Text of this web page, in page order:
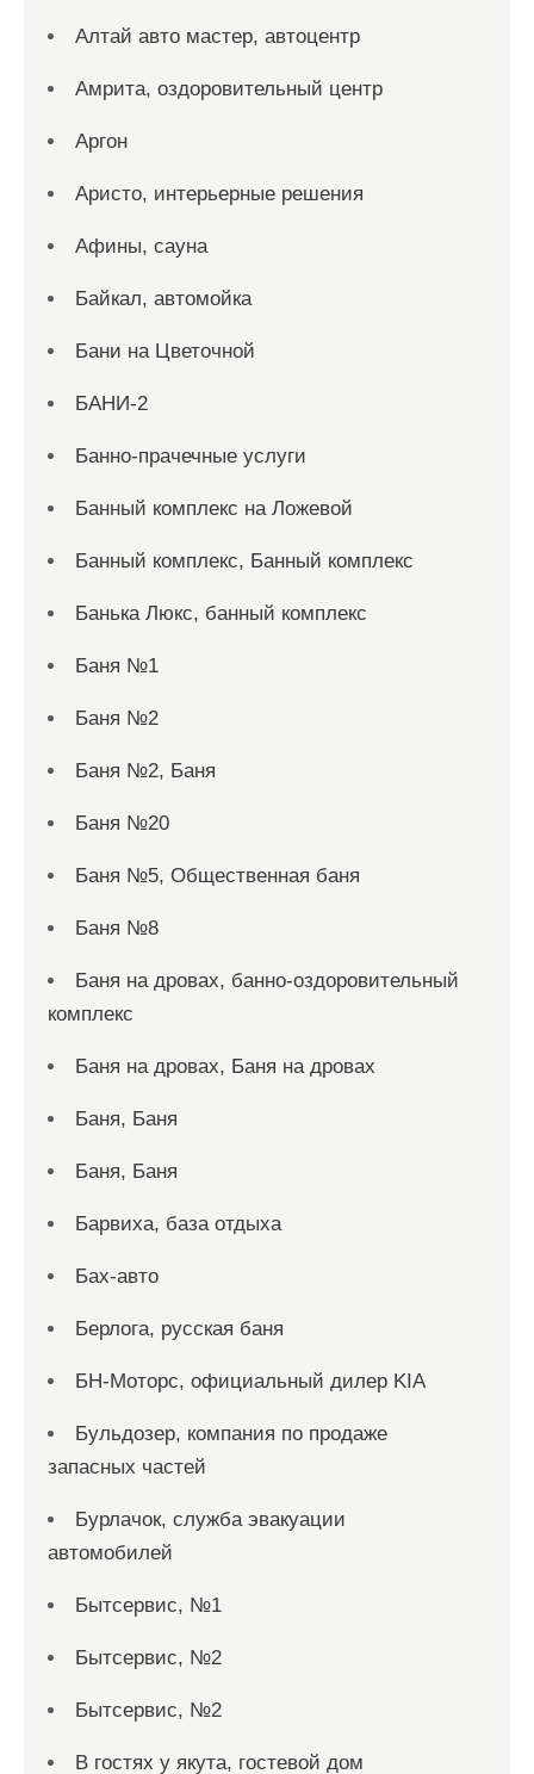
Алтай авто мастер, автоцентр
Амрита, оздоровительный центр
Аргон
Аристо, интерьерные решения
Афины, сауна
Байкал, автомойка
Бани на Цветочной
БАНИ-2
Банно-прачечные услуги
Банный комплекс на Ложевой
Банный комплекс, Банный комплекс
Банька Люкс, банный комплекс
Баня №1
Баня №2
Баня №2, Баня
Баня №20
Баня №5, Общественная баня
Баня №8
Баня на дровах, банно-оздоровительный
комплекс
Баня на дровах, Баня на дровах
Баня, Баня
Баня, Баня
Барвиха, база отдыха
Бах-авто
Берлога, русская баня
БН-Моторс, официальный дилер KIA
Бульдозер, компания по продаже
запасных частей
Бурлачок, служба эвакуации
автомобилей
Бытсервис, №1
Бытсервис, №2
Бытсервис, №2
В гостях у якута, гостевой дом